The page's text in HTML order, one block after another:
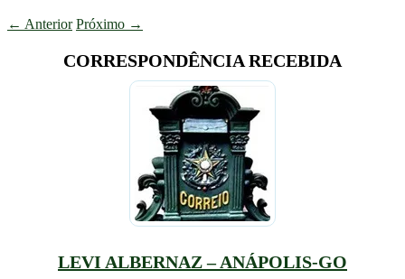
← Anterior Próximo →
CORRESPONDÊNCIA RECEBIDA
LEVI ALBERNAZ – ANÁPOLIS-GO